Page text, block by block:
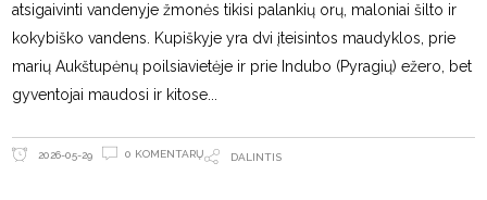
atsigaivinti vandenyje žmonės tikisi palankių orų, maloniai šilto ir
kokybiško vandens. Kupiškyje yra dvi įteisintos maudyklos, prie
marių Aukštupėnų poilsiavietėje ir prie Indubo (Pyragių) ežero, bet
gyventojai maudosi ir kitose
2026-05-29 0 KOMENTARŲ DALINTIS